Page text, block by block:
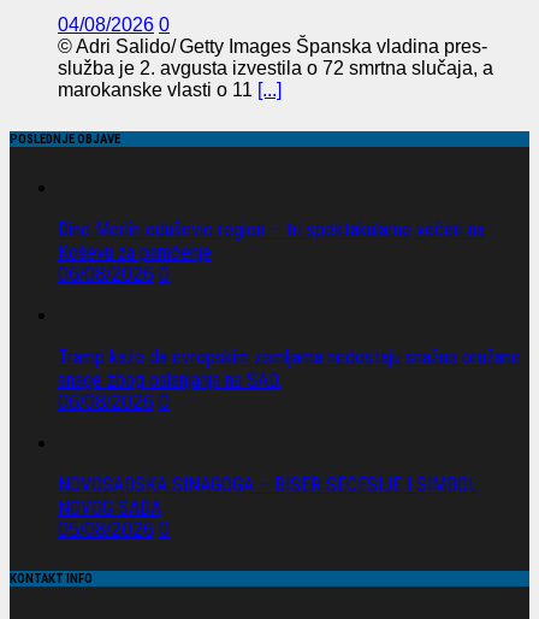
04/08/2026 0
© Adri Salido/ Getty Images Španska vladina pres-
služba je 2. avgusta izvestila o 72 smrtna slučaja, a
marokanske vlasti o 11 [...]
POSLEDNJE OBJAVE
Dino Merlin oduševio region – tri spektakularne večeri na
Koševu za pamćenje
06/08/2026 0
Tramp kaže da evropskim zemljama nedostaju snažne oružane
snage zbog oslanjanja na SAD.
06/08/2026 0
NOVOSADSKA SINAGOGA – BISER SECESIJE I SIMBOL
NOVOG SADA
05/08/2026 0
KONTAKT INFO